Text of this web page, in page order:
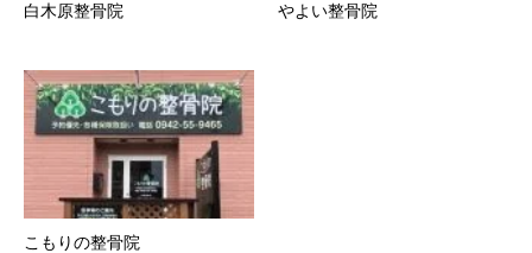
白木原整骨院 やよい整骨院
こもりの整骨院